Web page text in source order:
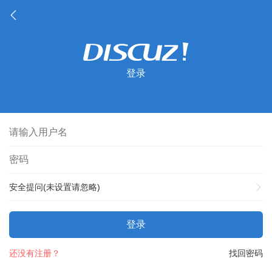
登录
安全提问(未设置请忽略)
登录
找回密码
还没有注册？